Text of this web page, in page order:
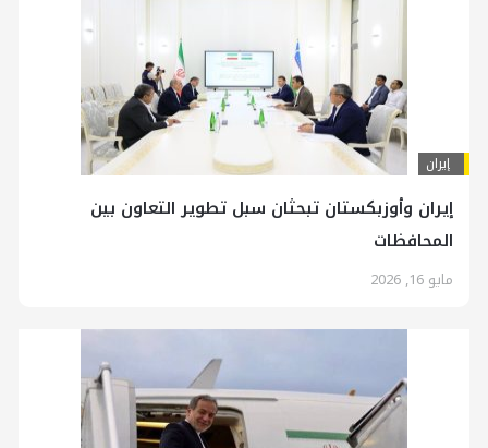
إيران
إيران وأوزبكستان تبحثان سبل تطوير التعاون بين
المحافظات
مايو 16, 2026